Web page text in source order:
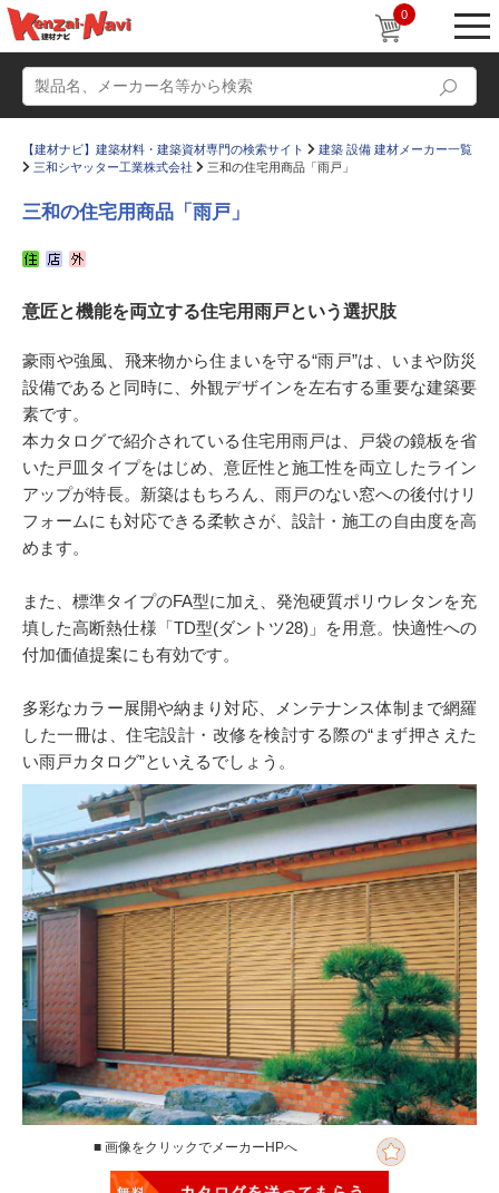
0
かたなび コラム
すまいリング 設計士インタビュー
Q＆A 販売・施工代理店募集
お気に入り
【建材ナビ】建築材料・建築資材専門の検索サイト
建築 設備 建材メーカー一覧
三和シヤッター工業株式会社
三和の住宅用商品「雨戸」
三和の住宅用商品「雨戸」
意匠と機能を両立する住宅用雨戸という選択肢
豪雨や強風、飛来物から住まいを守る“雨戸”は、いまや防災
設備であると同時に、外観デザインを左右する重要な建築要
素です。
本カタログで紹介されている住宅用雨戸は、戸袋の鏡板を省
いた戸皿タイプをはじめ、意匠性と施工性を両立したライン
アップが特長。新築はもちろん、雨戸のない窓への後付けリ
フォームにも対応できる柔軟さが、設計・施工の自由度を高
めます。
また、標準タイプのFA型に加え、発泡硬質ポリウレタンを充
填した高断熱仕様「TD型(ダントツ28)」を用意。快適性への
付加価値提案にも有効です。
多彩なカラー展開や納まり対応、メンテナンス体制まで網羅
した一冊は、住宅設計・改修を検討する際の“まず押さえた
い雨戸カタログ”といえるでしょう。
■ 画像をクリックでメーカーHPへ